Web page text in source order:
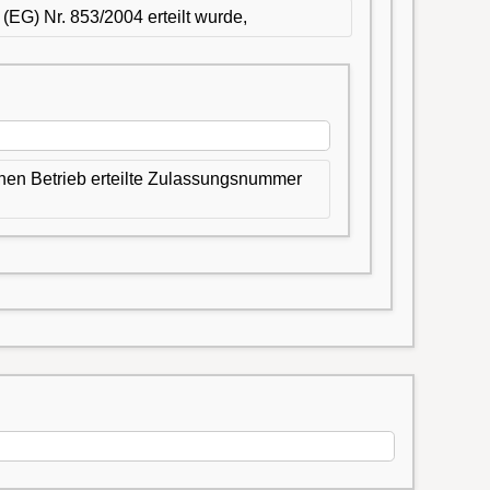
Nr. 853/2004 erteilt wurde,
Betrieb erteilte Zulassungsnummer